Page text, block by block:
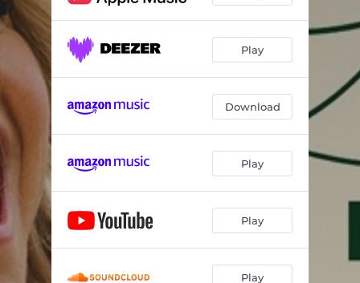
Play
Download
Play
Play
Play